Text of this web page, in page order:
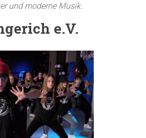
und moderne Musik.
e.V.